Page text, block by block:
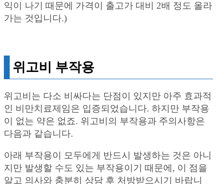
익이 나기 때문에 가격이 출고가 대비 2배 정도 올라
가는 것입니다.)
위고비 부작용
위고비는 다소 비싸다는 단점이 있지만 아주 효과적
인 비만치료제임은 입증되었습니다. 하지만 부작용
이 없는 약은 없죠. 위고비의 부작용과 주의사항은
다음과 같습니다.
아래 부작용이 모두에게 반드시 발생하는 것은 아니
지만 발생할 수도 있는 부작용이기 때문에, 이 점을
알고 의사와 충분히 상담 후 처방받으시기 바랍니